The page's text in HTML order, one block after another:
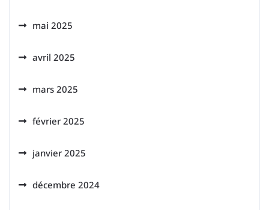
mai 2025
avril 2025
mars 2025
février 2025
janvier 2025
décembre 2024